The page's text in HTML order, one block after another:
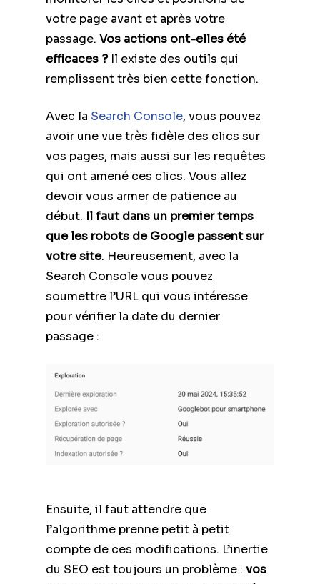
votre page avant et après votre
passage. Vos actions ont-elles été
efficaces ?Il existe des outils qui
remplissent très bien cette fonction.
Avec la Search Console, vous pouvez
avoir une vue très fidèle des clics sur
vos pages, mais aussi sur les requêtes
qui ont amené ces clics. Vous allez
devoir vous armer de patience au
début. Il faut dans un premier temps
que les robots de Google passent sur
votre site. Heureusement, avec la
Search Console vous pouvez
soumettre l’URL qui vous intéresse
pour vérifier la date du dernier
passage :
Ensuite, il faut attendre que
l’algorithme prenne petit à petit
compte de ces modifications. L’inertie
du SEO est toujours un problème : vos